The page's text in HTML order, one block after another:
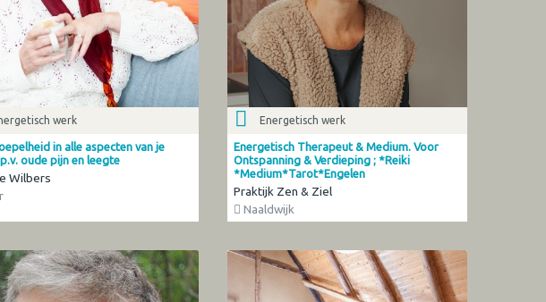
werk
in alle aspecten van je
oude pijn en leegte
Wilbers
Energetisch werk
Energetisch Therapeut & Medium. Voor
Ontspanning & Verdieping ; *Reiki
*Medium*Tarot*Engelen
Praktijk Zen & Ziel
Naaldwijk